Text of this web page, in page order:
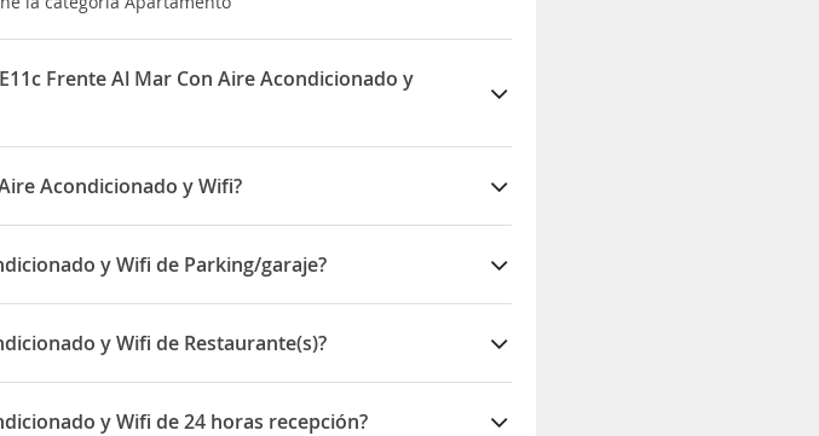
Frente Al Mar Con Aire Acondicionado y
y Wifi es a partir de las 15:00 horas y la salida
Acondicionado y Wifi?
situado en Laguito avenida almirante Brion cra. 1A
y Wifi de Parking/garaje?
de Parking/garaje
y Wifi de Restaurante(s)?
de Restaurante(s)
y Wifi de 24 horas recepción?